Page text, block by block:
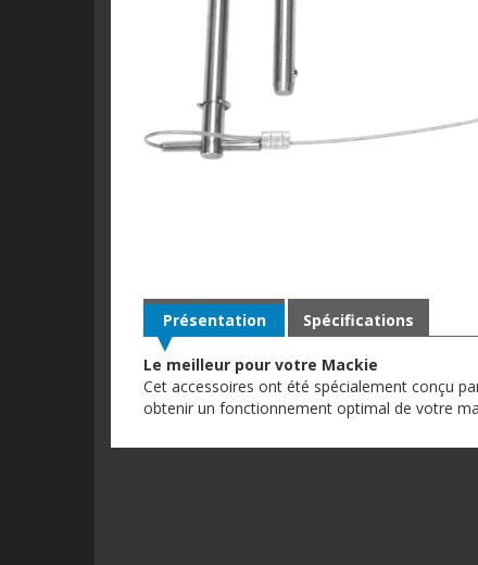
Présentation
Le meilleur pour votre Mackie
Cet accessoires ont été spécialement conçu
obtenir un fonctionnement optimal de votre
Spécifications